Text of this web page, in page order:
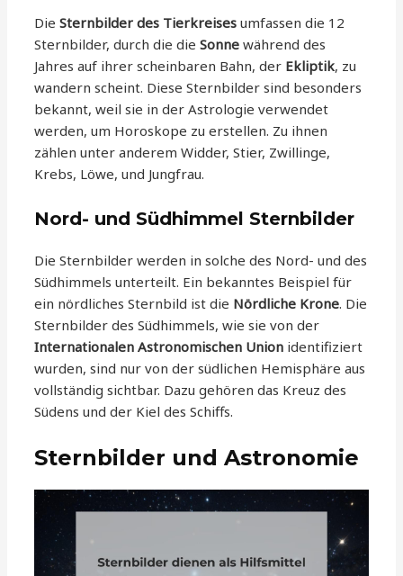
DieSternbilder des Tierkreises umfassen die 12
Sternbilder, durch die dieSonne während des
Jahres auf ihrer scheinbaren Bahn, der Ekliptik, zu
wandern scheint. Diese Sternbilder sind besonders
bekannt, weil sie in der Astrologie verwendet
werden, um Horoskope zu erstellen. Zu ihnen
zählen unter anderem Widder, Stier, Zwillinge,
Krebs, Löwe, und Jungfrau.
Nord- und Südhimmel Sternbilder
Die Sternbilder werden in solche des Nord- und des
Südhimmels unterteilt. Ein bekanntes Beispiel für
ein nördliches Sternbild ist die Nördliche Krone. Die
Sternbilder des Südhimmels, wie sie von der
Internationalen Astronomischen Union identifiziert
wurden, sind nur von der südlichen Hemisphäre aus
vollständig sichtbar. Dazu gehören das Kreuz des
Südens und der Kiel des Schiffs.
Sternbilder und Astronomie